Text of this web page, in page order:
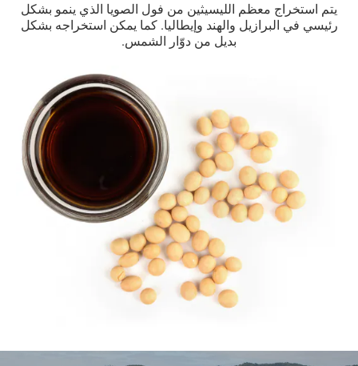
يتم استخراج معظم الليسيثين من فول الصويا الذي ينمو بشكل
رئيسي في البرازيل والهند وإيطاليا. كما يمكن استخراجه بشكل
بديل من دوّار الشمس.